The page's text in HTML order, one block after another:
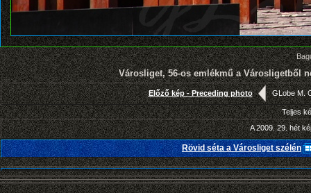
Városliget, 56-os emlékmű a Városligetből
Előző kép - Preceding photo GLobe M.
Teljes
A 2009. 29. hét
Rövid séta a Városliget szélén